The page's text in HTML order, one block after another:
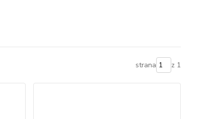
strana z 1